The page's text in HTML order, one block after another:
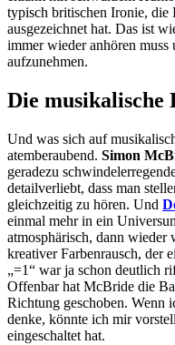
typisch britischen Ironie, die
ausgezeichnet hat. Das ist
immer wieder anhören
aufzunehmen.
Die musikalische
Und was sich auf
atemberaubend. Simon
geradezu
detailverliebt, dass man
gleichzeitig zu hören. Und
einmal mehr in ein
atmosphärisch, dann
kreativer Farbenrausch, der
„=1“ war ja schon deutlich
Offenbar hat McBride die
Richtung geschoben. Wenn
denke, könnte ich mir
eingeschaltet hat.